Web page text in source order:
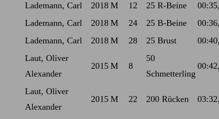
Lademann, Carl
2018 M 12 25 R-Beine
Lademann, Carl
2018 M 24 25 B-Beine
Lademann, Carl
2018 M 28 25 Brust
Laut, Oliver
Alexander
2015 M 8
50
Schmetterling
Laut, Oliver
Alexander
2015 M 22 200 Rücken